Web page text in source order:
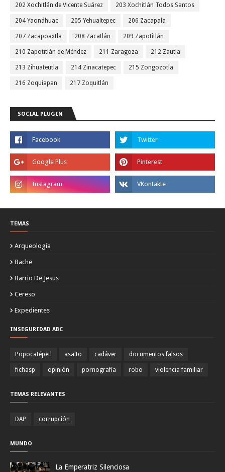
202 Xochitlán de Vicente Suárez 203 Xochitlán Todos Santos
204 Yaonáhuac 205 Yehualtepec 206 Zacapala
207 Zacapoaxtla 208 Zacatlán 209 Zapotitlán
210 Zapotitlán de Méndez 211 Zaragoza 212 Zautla
213 Zihuateutla 214 Zinacatepec 215 Zongozotla
216 Zoquiapan 217 Zoquitlán
SOCIAL PLUGIN
TEMAS
Arqueología
Bache
Barrio De Jesus
Cereso
Expedientes
INSEGURIDAD ABC
Popocatépetl asalto cadáver documentos falsos
fichasp opinión pornografía robo violencia familiar
TEMAS RELEVANTES
DAP corrupción
MUNDO
La Emperatriz Silenciosa